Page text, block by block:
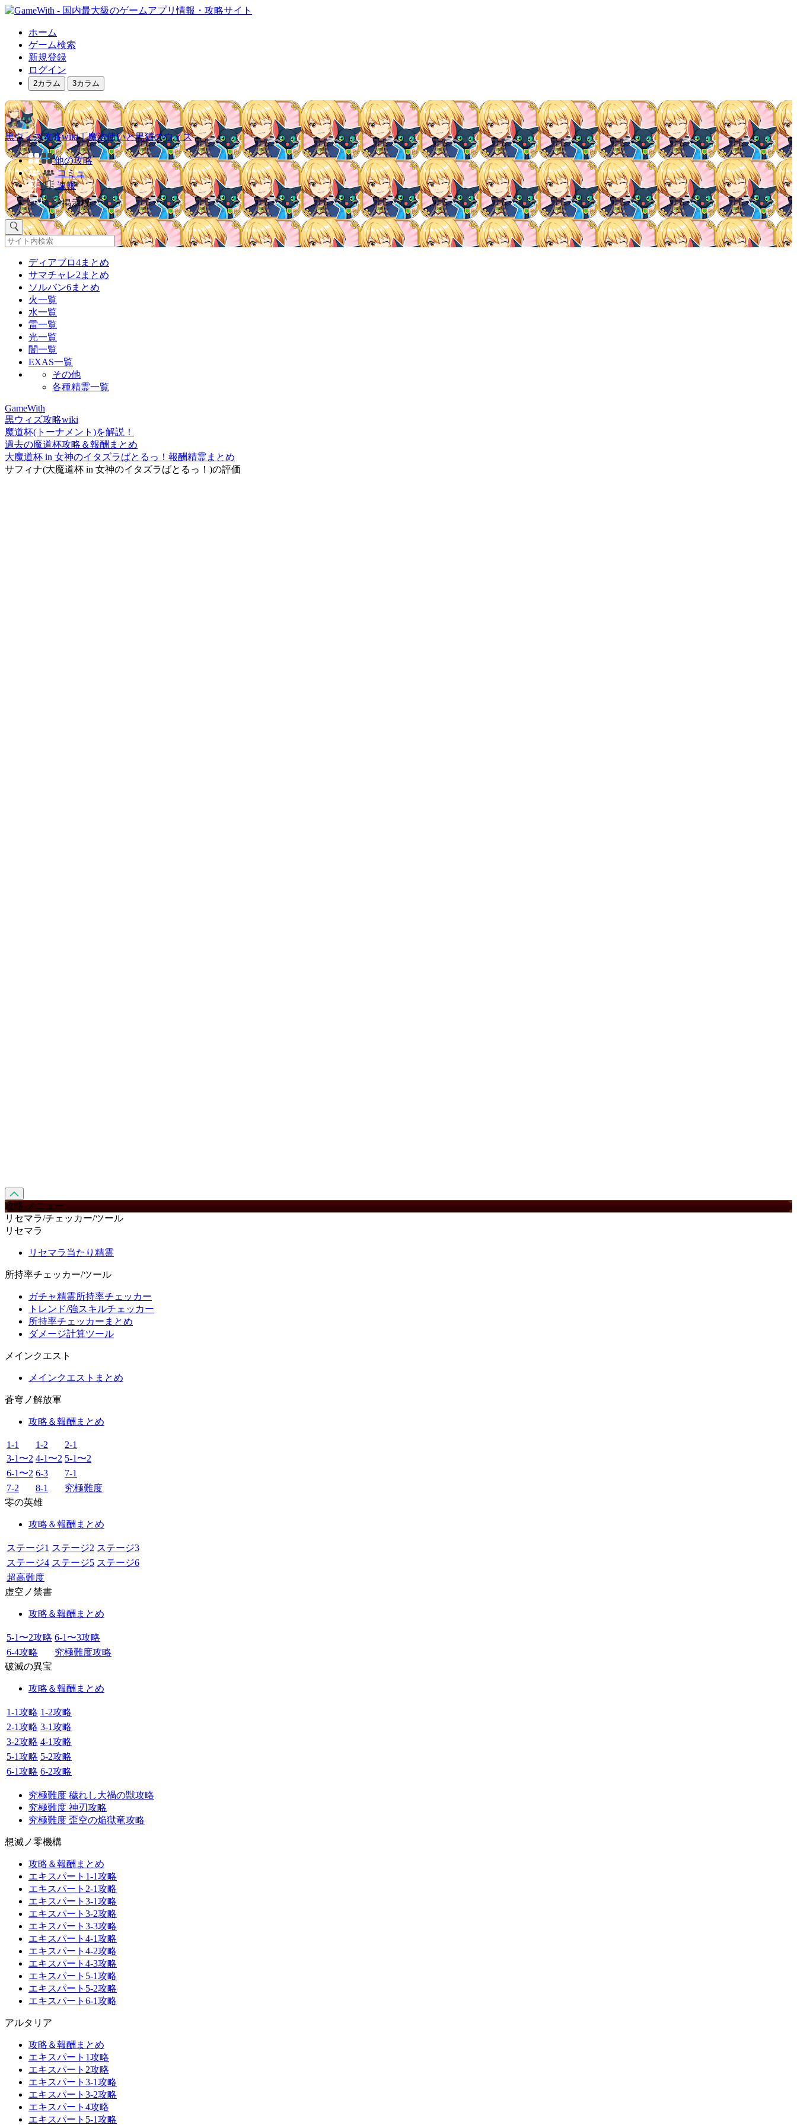
ホーム
ゲーム検索
新規登録
ログイン
2カラム 3カラム
黒ウィズ攻略wiki｜魔法使いと黒猫のウィズ
他の攻略
コミュ
速報
掲示板
ディアブロ4まとめ
サマチャレ2まとめ
ソルバン6まとめ
火一覧
水一覧
雷一覧
光一覧
闇一覧
EXAS一覧
その他
各種精霊一覧
GameWith
黒ウィズ攻略wiki
魔道杯(トーナメント)を解説！
過去の魔道杯攻略＆報酬まとめ
大魔道杯 in 女神のイタズラばとるっ！報酬精霊まとめ
サフィナ(大魔道杯 in 女神のイタズラばとるっ！)の評価
攻略 メニュー
リセマラ/チェッカー/ツール
リセマラ
リセマラ当たり精霊
所持率チェッカー/ツール
ガチャ精霊所持率チェッカー
トレンド/強スキルチェッカー
所持率チェッカーまとめ
ダメージ計算ツール
メインクエスト
メインクエストまとめ
蒼穹ノ解放軍
攻略＆報酬まとめ
1-1 1-2
2-1
3-1〜2 4-1〜2 5-1〜2
6-1〜2 6-3
7-1
7-2
8-1
究極難度
零の英雄
攻略＆報酬まとめ
ステージ1 ステージ2 ステージ3
ステージ4 ステージ5 ステージ6
超高難度
虚空ノ禁書
攻略＆報酬まとめ
5-1〜2攻略 6-1〜3攻略
6-4攻略
究極難度攻略
破滅の異宝
攻略＆報酬まとめ
1-1攻略 1-2攻略
2-1攻略 3-1攻略
3-2攻略 4-1攻略
5-1攻略 5-2攻略
6-1攻略 6-2攻略
究極難度 穢れし大禍の獣攻略
究極難度 神刃攻略
究極難度 歪空の焔獄竜攻略
想滅ノ零機構
攻略＆報酬まとめ
エキスパート1-1攻略
エキスパート2-1攻略
エキスパート3-1攻略
エキスパート3-2攻略
エキスパート3-3攻略
エキスパート4-1攻略
エキスパート4-2攻略
エキスパート4-3攻略
エキスパート5-1攻略
エキスパート5-2攻略
エキスパート6-1攻略
アルタリア
攻略＆報酬まとめ
エキスパート1攻略
エキスパート2攻略
エキスパート3-1攻略
エキスパート3-2攻略
エキスパート4攻略
エキスパート5-1攻略